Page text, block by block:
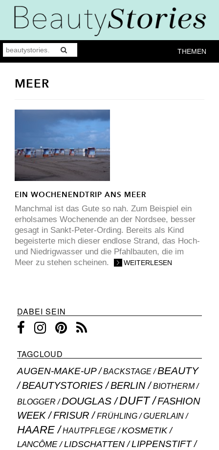
THEMEN
MEER
EIN WOCHENENDTRIP ANS MEER
Manchmal ist das Gute so nah. Zum Beispiel ein
erholsames Wochenende an der Nordsee, besser
gesagt in Sankt-Peter-Ording. Bereits als Kind
begeisterte mich dieser endlose Strand, das Hoch-
und Niedrigwasser und die Pfahlbauten, die im
Meer zu stehen scheinen.
WEITERLESEN
DABEI SEIN
TAGCLOUD
AUGEN-MAKE-UP BACKSTAGE BEAUTY
BEAUTYSTORIES BERLIN
BIOTHERM
BLOGGER
DOUGLAS DUFT
FASHION
WEEK
FRISUR FRÜHLING GUERLAIN
HAARE HAUTPFLEGE
KOSMETIK
LANCÔME
LIDSCHATTEN LIPPENSTIFT